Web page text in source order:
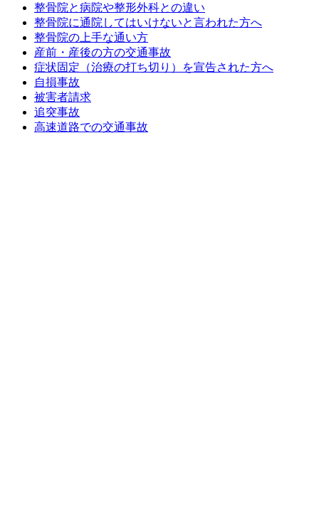
被害者請求
追突事故
高速道路での交通事故
整骨院と病院や整形外科との違い
整骨院に通院してはいけないと言われた方へ
整骨院の上手な通い方
産前・産後の方の交通事故
症状固定（治療の打ち切り）を宣告された方へ
自損事故
被害者請求
追突事故
高速道路での交通事故